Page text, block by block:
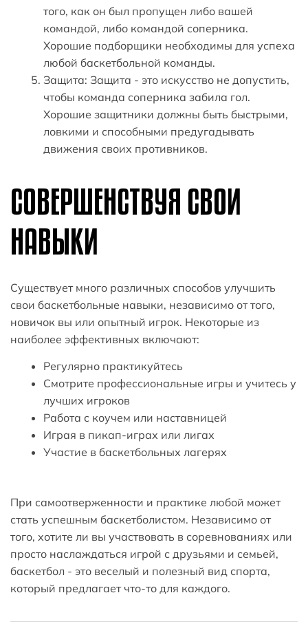
того, как он был пропущен либо вашей
командой, либо командой соперника.
Хорошие подборщики необходимы для успеха
любой баскетбольной команды.
Защита: Защита - это искусство не допустить,
чтобы команда соперника забила гол.
Хорошие защитники должны быть быстрыми,
ловкими и способными предугадывать
движения своих противников.
СОВЕРШЕНСТВУЯ СВОИ
НАВЫКИ
Существует много различных способов улучшить
свои баскетбольные навыки, независимо от того,
новичок вы или опытный игрок. Некоторые из
наиболее эффективных включают:
Регулярно практикуйтесь
Смотрите профессиональные игры и учитесь у
лучших игроков
Работа с коучем или наставницей
Играя в пикап-играх или лигах
Участие в баскетбольных лагерях
При самоотверженности и практике любой может
стать успешным баскетболистом. Независимо от
того, хотите ли вы участвовать в соревнованиях или
просто наслаждаться игрой с друзьями и семьей,
баскетбол - это веселый и полезный вид спорта,
который предлагает что-то для каждого.